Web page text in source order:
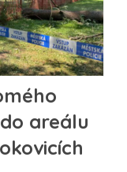
areálu